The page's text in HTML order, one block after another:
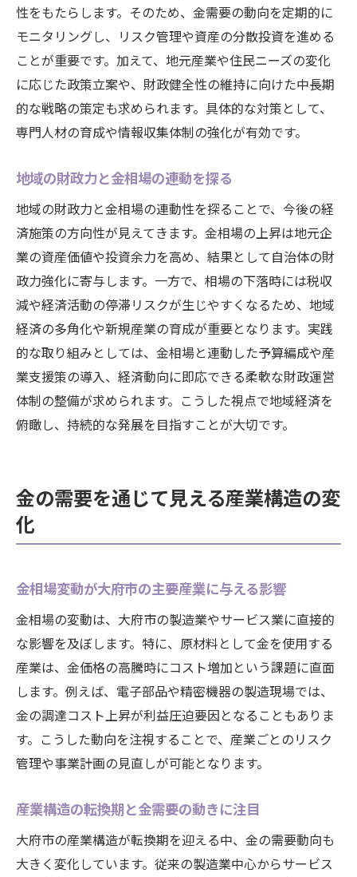
性をもたらします。そのため、金需要の動向を定期的に
モニタリングし、リスク管理や資産の分散投資を進める
ことが重要です。加えて、地元産業や住民ニーズの変化
に応じた政策立案や、財政健全性の維持に向けた中長期
的な戦略の策定も求められます。具体的な対策として、
専門人材の育成や情報収集体制の強化が有効です。
地域の財政力と金相場の連動を探る
地域の財政力と金相場の連動性を探ることで、今後の経
済施策の方向性が見えてきます。金相場の上昇は地元企
業の資産価値や投資余力を高め、結果として自治体の財
政力強化に寄与します。一方で、相場の下落時には税収
減や経済活動の停滞リスクが生じやすくなるため、地域
経済の多角化や新規産業の育成が重要となります。実践
的な取り組みとしては、金相場と連動した予算編成や産
業支援策の導入、経済動向に即応できる柔軟な財政運営
体制の整備が求められます。こうした視点で地域経済を
俯瞰し、持続的な発展を目指すことが大切です。
金の需要を通じて見える産業構造の変
化
金相場変動が大府市の主要産業に与える影響
金相場の変動は、大府市の製造業やサービス業に直接的
な影響を及ぼします。特に、原材料として金を使用する
産業は、金価格の高騰時にコスト増加という課題に直面
します。例えば、電子部品や精密機器の製造現場では、
金の調達コスト上昇が利益圧迫要因となることもありま
す。こうした動向を注視することで、産業ごとのリスク
管理や事業計画の見直しが可能となります。
産業構造の転換期と金需要の動きに注目
大府市の産業構造が転換期を迎える中、金の需要動向も
大きく変化しています。従来の製造業中心からサービス